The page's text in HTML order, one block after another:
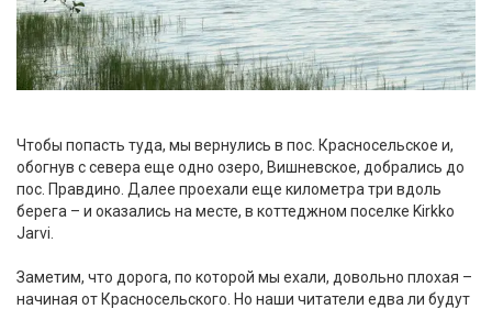
Чтобы попасть туда, мы вернулись в пос. Красносельское и,
обогнув с севера еще одно озеро, Вишневское, добрались до
пос. Правдино. Далее проехали еще километра три вдоль
берега – и оказались на месте, в коттеджном поселке Kirkko
Jarvi.
Заметим, что дорога, по которой мы ехали, довольно плохая –
начиная от Красносельского. Но наши читатели едва ли будут